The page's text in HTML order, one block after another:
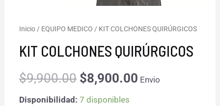
Inicio / EQUIPO MEDICO / KIT COLCHONES QUIRÚRGICOS
KIT COLCHONES QUIRÚRGICOS
$9,900.00
El
precio
original
era:
$8,900.00
El
precio
actual
Envio
Disponibilidad: 7 disponibles
KIT
COLCHONES
QUIRÚRGICOS
cantidad